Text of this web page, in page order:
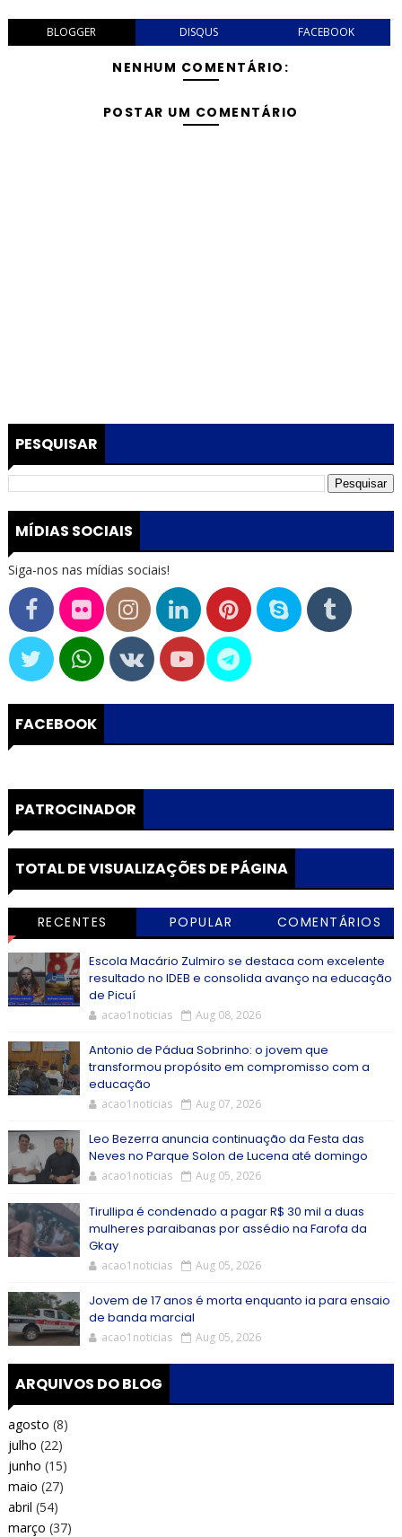
BLOGGER DISQUS FACEBOOK
NENHUM COMENTÁRIO:
POSTAR UM COMENTÁRIO
PESQUISAR
MÍDIAS SOCIAIS
Siga-nos nas mídias sociais!
FACEBOOK
PATROCINADOR
TOTAL DE VISUALIZAÇÕES DE PÁGINA
RECENTES POPULAR COMENTÁRIOS
Escola Macário Zulmiro se destaca com excelente
resultado no IDEB e consolida avanço na educação
de Picuí
acao1noticias Aug 08, 2026
Antonio de Pádua Sobrinho: o jovem que
transformou propósito em compromisso com a
educação
acao1noticias Aug 07, 2026
Leo Bezerra anuncia continuação da Festa das
Neves no Parque Solon de Lucena até domingo
acao1noticias Aug 05, 2026
Tirullipa é condenado a pagar R$ 30 mil a duas
mulheres paraibanas por assédio na Farofa da
Gkay
acao1noticias Aug 05, 2026
Jovem de 17 anos é morta enquanto ia para ensaio
de banda marcial
acao1noticias Aug 05, 2026
ARQUIVOS DO BLOG
agosto (8)
julho (22)
junho (15)
maio (27)
abril (54)
março (37)